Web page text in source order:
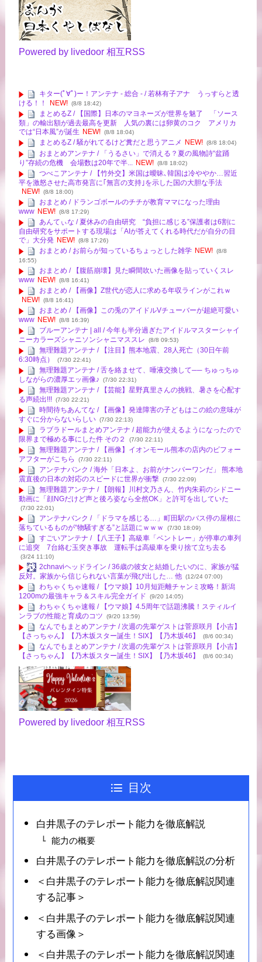
Powered by livedoor 相互RSS
キター(ﾟ∀ﾟ)ー！アンテナ - 総合 - / 若林有子アナ うっすらと透
ける！！
NEW! (8/8 18:42)
まとめるZ / 【国際】日本のマヨネーズが世界を魅了 「ソース
類」の輸出額が過去最高を更新 人気の裏には卵黄のコク アメリカ
では“日本風”が誕生 NEW! (8/8 18:04)
まとめるZ / 騒がれてるけど糞だと思うアニメ NEW! (8/8 18:04)
おまとめアンテナ / 「うるさい」で消える？夏の風物詩“盆踊
り”存続の危機 会場数は20年で半... NEW! (8/8 18:02)
つべこアンテナ / 【竹外交】米国は曖昧､韓国は冷ややか…習近
平を激怒させた高市発言に｢無言の支持｣を示した国の大胆な手法
NEW! (8/8 18:00)
おまとめ / ドランゴボールのチチが教育ママになった理由
www NEW! (8/8 17:29)
あんてぃな / 夏休みの自由研究 “負担に感じる”保護者は6割に
自由研究をサポートする現場は「AIが答えてくれる時代だが自分の目
で」大分発 NEW! (8/8 17:26)
おまとめ / お前らが知っているちょっとした雑学 NEW! (8/8
16:55)
おまとめ / 【腹筋崩壊】見た瞬間吹いた画像を貼っていくスレ
www NEW! (8/8 16:41)
おまとめ / 【画像】Z世代が恋人に求める年収ラインがこれｗ
NEW! (8/8 16:41)
おまとめ / 【画像】この兎のアイドルVチューバーが超絶可愛い
www NEW! (8/8 16:39)
ブルーアンテナ | all / 今年も半分過ぎたアイドルマスターシャイ
ニーカラーズシャニソンシャニマススレ
(8/8 09:53)
無理難題アンテナ / 【注目】熊本地震、28人死亡（30日午前
6:30時点）
(7/30 22:41)
無理難題アンテナ / 舌を絡ませて、唾液交換して── ちゅっちゅ
しながらの濃厚エッ画像♪
(7/30 22:31)
無理難題アンテナ / 【芸能】星野真里さんの挑戦、暑さを心配す
る声続出!!! (7/30 22:21)
時間待ちあんてな / 【画像】発達障害の子どもはこの絵の意味が
すぐに分からないらしい (7/30 22:13)
ラブラドールまとめアンテナ / 超能力が使えるようになったので
限界まで極める事にした件 その２
(7/30 22:11)
無理難題アンテナ / 【画像】イオンモール熊本の店内のビフォー
アフターがこちら
(7/30 22:11)
アンテナバンク / 海外「日本よ、お前がナンバーワンだ」 熊本地
震直後の日本の対応のスピードに世界が衝撃 (7/30 22:09)
無理難題アンテナ / 【朗報】川村文乃さん、竹内朱莉のシドニー
動画に「顔NGだけど声と後ろ姿なら全然OK」と許可を出していた
(7/30 22:01)
アンテナバンク / 「ドラマを感じる…」町田駅のバス停の屋根に
落ちているものが“物騒すぎる”と話題にｗｗｗ
(7/30 18:09)
すごいアンテナ / 【八王子】高級車「ベントレー」が停車の車列
に追突 7台絡む玉突き事故 運転手は高級車を乗り捨て立ち去る
(3/24 11:10)
2chnaviヘッドライン / 36歳の彼女と結婚したいのに、家族が猛
反対。家族から信じられない言葉が飛び出した… 他 (12/24 07:00)
わちゃくちゃ速報 / 【ウマ娘】10月短距離チャンミ攻略！新潟
1200mの最強キャラ＆スキル完全ガイド
(9/20 14:05)
わちゃくちゃ速報 / 【ウマ娘】4.5周年で話題沸騰！スティルイ
ンラブの性能と育成のコツ
(9/20 13:59)
なんでもまとめアンテナ / 次週の先輩ゲストは菅原咲月【小吉】
【さっちゃん】【乃木坂スター誕生！SIX】【乃木坂46】
(8/6 00:34)
なんでもまとめアンテナ / 次週の先輩ゲストは菅原咲月【小吉】
【さっちゃん】【乃木坂スター誕生！SIX】【乃木坂46】
(8/6 00:34)
Powered by livedoor 相互RSS
目次
白井黒子のテレポート能力を徹底解説
能力の概要
白井黒子のテレポート能力を徹底解説の分析
＜白井黒子のテレポート能力を徹底解説関連
する記事＞
＜白井黒子のテレポート能力を徹底解説関連
する画像＞
＜白井黒子のテレポート能力を徹底解説関連